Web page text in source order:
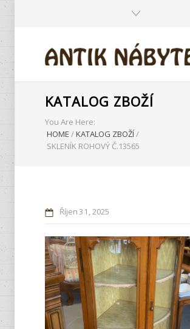
KATALOG ZBOŽÍ
You Are Here:
HOME /KATALOG ZBOŽÍ/
SKLENÍK ROHOVÝ Č.13565
Říjen31 2025